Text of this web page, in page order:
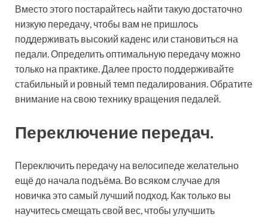
Вместо этого постарайтесь найти такую достаточно
низкую передачу, чтобы вам не пришлось
поддерживать высокий каденс или становиться на
педали. Определить оптимальную передачу можно
только на практике. Далее просто поддерживайте
стабильный и ровный темп педалирования. Обратите
внимание на свою технику вращения педалей.
Переключение передач.
Переключить передачу на велосипеде желательно
ещё до начала подъёма. Во всяком случае для
новичка это самый лучший подход. Как только вы
научитесь смещать свой вес, чтобы улучшить